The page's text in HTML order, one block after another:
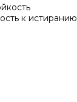
к истиранию